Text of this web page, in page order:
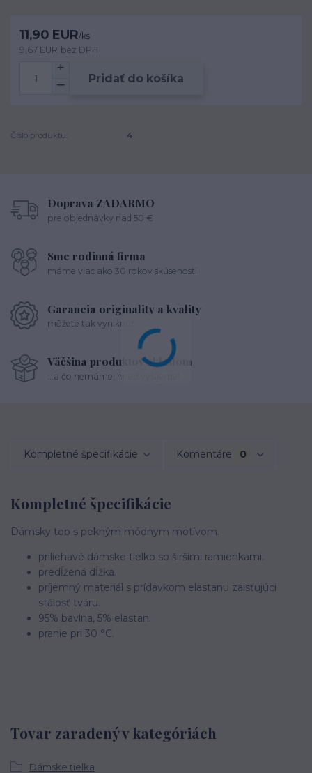
11,90 EUR/ks
9,67 EUR bez DPH
Pridať do košíka
Číslo produktu: 4
Doprava ZADARMO
pre objednávky nad 50 €
Sme rodinná firma
máme viac ako 30 rokov skúsenosti
Garancia originality a kvality
môžete tak vyniknúť
Väčšina produktov skladom
...a čo nemáme, hneď vyšijeme!
Kompletné špecifikácie Komentáre 0
Kompletné špecifikácie
Dámsky top s pekným módnym motívom.
priliehavé dámske tielko so širšími ramienkami.
predĺžená dĺžka.
príjemný materiál s prídavkom elastanu zaisťujúci
stálosť tvaru.
95% bavlna, 5% elastan.
pranie pri 30 °C.
Tovar zaradený v kategóriách
Dámske tielka